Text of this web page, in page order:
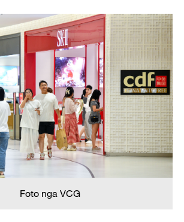
Foto nga VCG